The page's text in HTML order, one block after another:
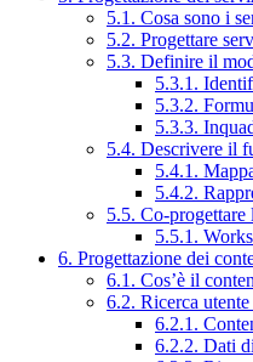
5.1. Cosa sono i
5.2. Progettare
5.3. Definire il
5.3.1.
5.3.2.
5.3.3.
5.4. Descrivere il
5.4.1.
5.4.2.
5.5. Co-progettare
5.5.1.
6. Progettazione dei
6.1. Cos’è il
6.2. Ricerca
6.2.1.
6.2.2. Dati